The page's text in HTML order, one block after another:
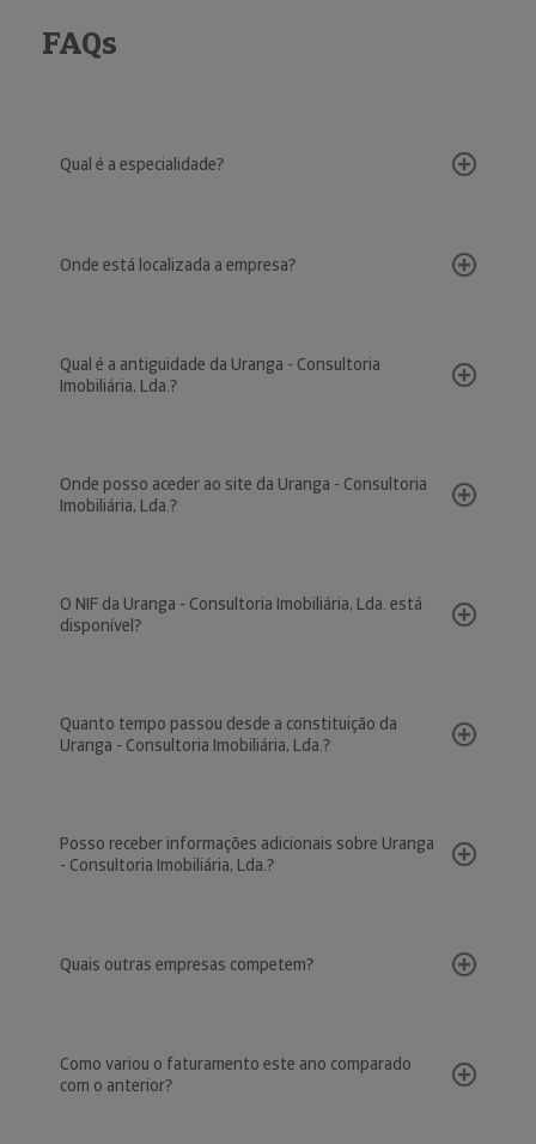
FAQs
Qual é a especialidade?
Onde está localizada a empresa?
Qual é a antiguidade da Uranga - Consultoria
Imobiliária, Lda.?
Onde posso aceder ao site da Uranga - Consultoria
Imobiliária, Lda.?
O NIF da Uranga - Consultoria Imobiliária, Lda. está
disponível?
Quanto tempo passou desde a constituição da
Uranga - Consultoria Imobiliária, Lda.?
Posso receber informações adicionais sobre Uranga
- Consultoria Imobiliária, Lda.?
Quais outras empresas competem?
Como variou o faturamento este ano comparado
com o anterior?